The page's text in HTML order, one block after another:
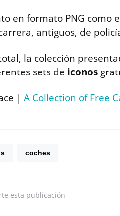
en formato PNG como
antiguos, de
la colección
sets de iconos
| A Collection of Free
coches
esta publicación